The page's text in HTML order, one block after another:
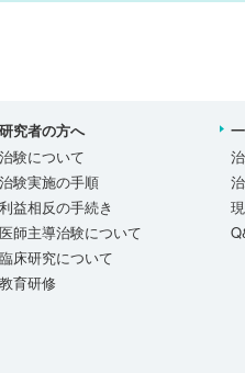
研究者の方へ
治験について
治験実施の手順
利益相反の手続き
医師主導治験について
臨床研究について
教育研修